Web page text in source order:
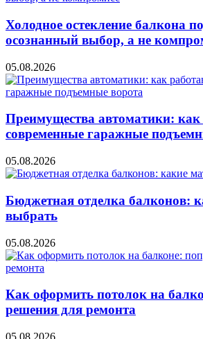
Холодное остекление балкона
осознанный выбор, а не
05.08.2026
Преимущества автоматики:
современные гаражные
05.08.2026
Бюджетная отделка балконов:
выбрать
05.08.2026
Как оформить потолок на
решения для ремонта
05.08.2026